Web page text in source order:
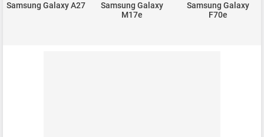
Samsung Galaxy A27
Samsung Galaxy
M17e
Samsung Galaxy
F70e